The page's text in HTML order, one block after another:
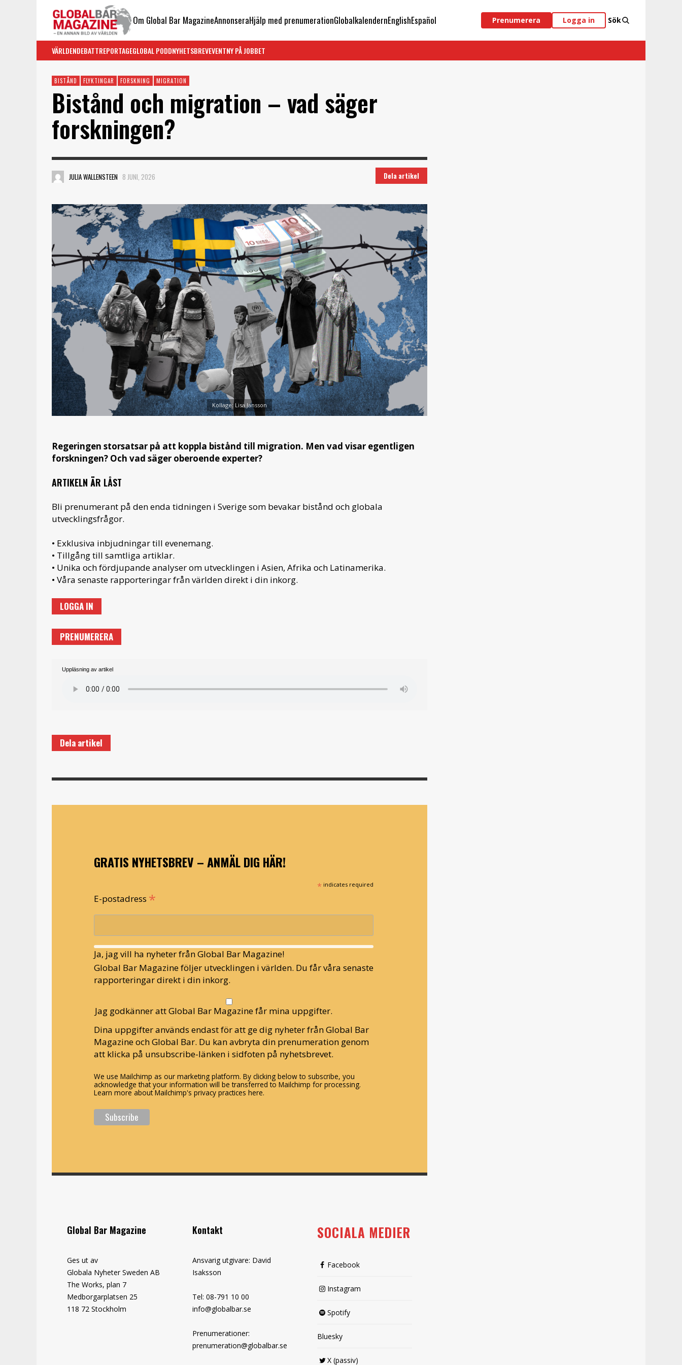
Om Global Bar MagazineAnnonseraHjälp med prenumerationGlobalkalendernEnglishEspañol Prenumerera Logga in Sök
VÄRLDENDEBATTREPORTAGEGLOBAL PODDNYHETSBREVEVENTNY PÅ JOBBET
BISTÅND FLYKTINGAR FORSKNING MIGRATION
Bistånd och migration – vad säger
forskningen?
JULIA WALLENSTEEN 8 JUNI, 2026 Dela artikel
Kollage: Lisa Jansson
Regeringen storsatsar på att koppla bistånd till migration. Men vad visar egentligen
forskningen? Och vad säger oberoende experter?
ARTIKELN ÄR LÅST
Bli prenumerant på den enda tidningen i Sverige som bevakar bistånd och globala
utvecklingsfrågor.
• Exklusiva inbjudningar till evenemang.
• Tillgång till samtliga artiklar.
• Unika och fördjupande analyser om utvecklingen i Asien, Afrika och Latinamerika.
• Våra senaste rapporteringar från världen direkt i din inkorg.
LOGGA IN
PRENUMERERA
Uppläsning av artikel
Dela artikel
GRATIS NYHETSBREV – ANMÄL DIG HÄR!
* indicates required
E-postadress *
Ja, jag vill ha nyheter från Global Bar Magazine!
Global Bar Magazine följer utvecklingen i världen. Du får våra senaste
rapporteringar direkt i din inkorg.
Jag godkänner att Global Bar Magazine får mina uppgifter.
Dina uppgifter används endast för att ge dig nyheter från Global Bar
Magazine och Global Bar. Du kan avbryta din prenumeration genom
att klicka på unsubscribe-länken i sidfoten på nyhetsbrevet.
We use Mailchimp as our marketing platform. By clicking below to subscribe, you
acknowledge that your information will be transferred to Mailchimp for processing.
Learn more about Mailchimp's privacy practices here.
Global Bar Magazine
Ges ut av
Globala Nyheter Sweden AB
The Works, plan 7
Medborgarplatsen 25
118 72 Stockholm
Kontakt
Ansvarig utgivare: David
Isaksson
Tel: 08-791 10 00
info@globalbar.se
Prenumerationer:
prenumeration@globalbar.se
SOCIALA MEDIER
Facebook
Instagram
Spotify
Bluesky
X (passiv)